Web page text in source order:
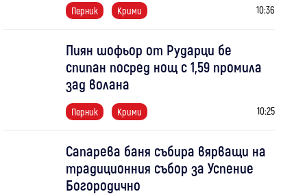
Перник Крими 10:36
Пиян шофьор от Рударци бе
спипан посред нощ с 1,59 промила
зад волана
Перник Крими 10:25
Сапарева баня събира вярващи на
традиционния събор за Успение
Богородично